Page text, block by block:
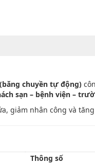
chuyền tự động)
sạn – bệnh viện –
giảm nhân công và
Thông số